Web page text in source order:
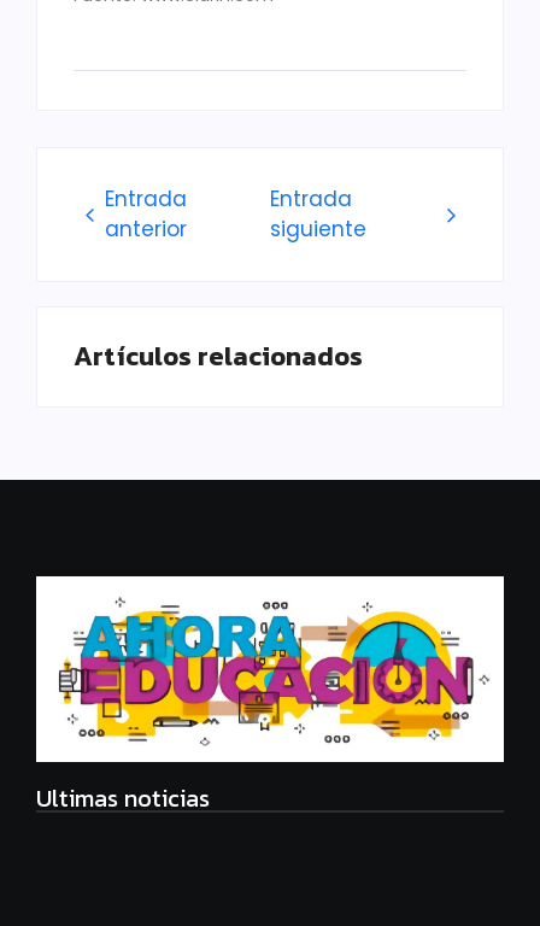
Entrada
anterior
Entrada
siguiente
Artículos relacionados
Ultimas noticias